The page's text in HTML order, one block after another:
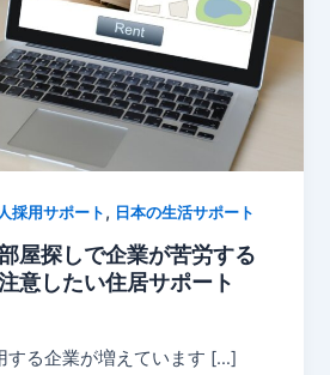
採用サポート , 日本の生活サポート
屋探しで企業が苦労する
意したい住居サポート
する企業が増えています […]